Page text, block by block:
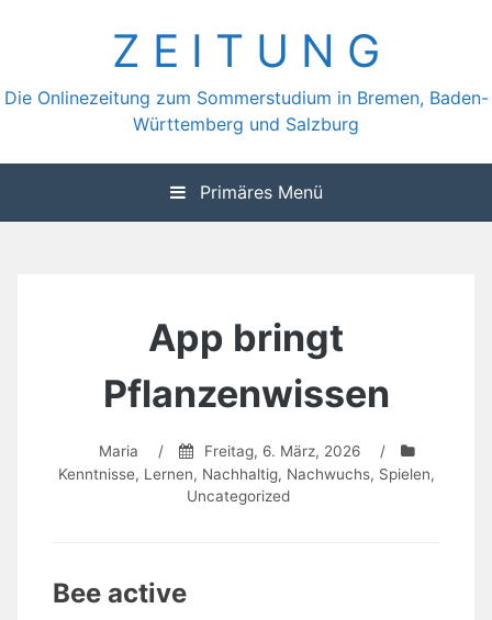
Z E I T U N G
Die Onlinezeitung zum Sommerstudium in Bremen, Baden-
Württemberg und Salzburg
Primäres Menü
App bringt
Pflanzenwissen
Maria / Freitag, 6. März, 2026
/
Kenntnisse, Lernen, Nachhaltig, Nachwuchs, Spielen,
Uncategorized
Bee active